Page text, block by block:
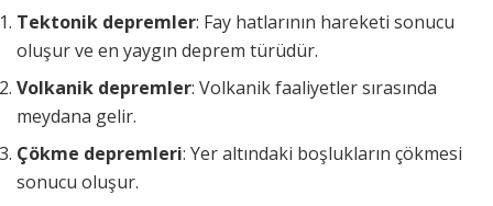
Tektonik depremler: Fay hatlarının hareketi sonucu
oluşur ve en yaygın deprem türüdür.
Volkanik depremler: Volkanik faaliyetler sırasında
meydana gelir.
Çökme depremleri: Yer altındaki boşlukların çökmesi
sonucu oluşur.